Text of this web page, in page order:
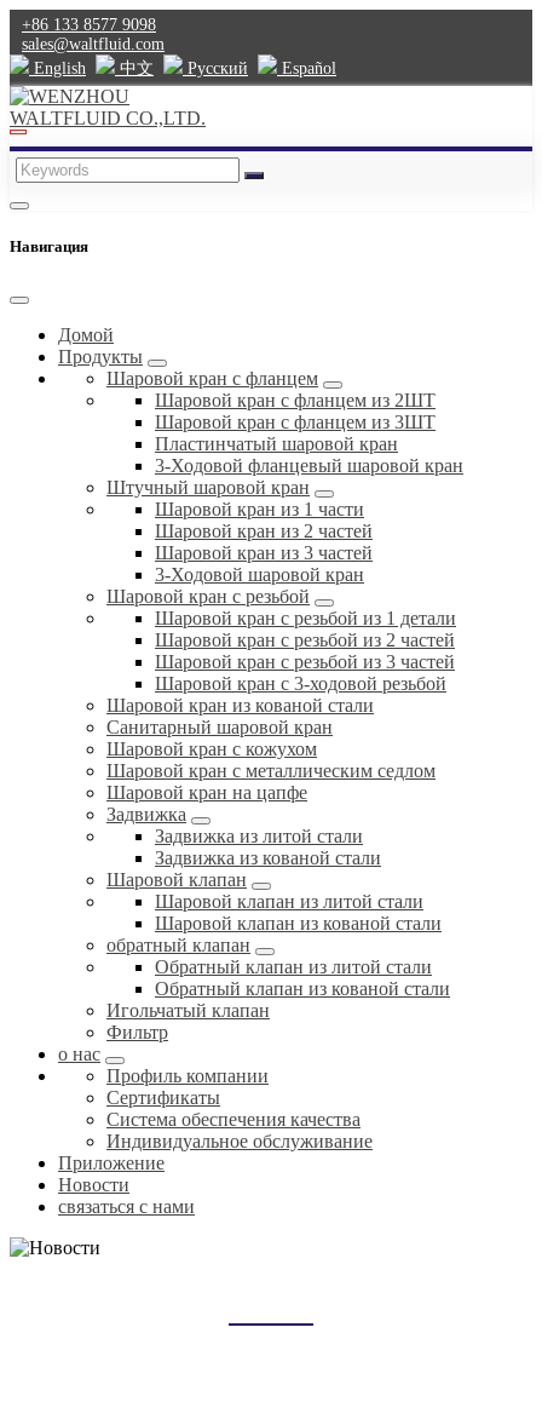
+86 133 8577 9098
sales@waltfluid.com
English
中文 Pусский Español
Навигация
Домой
Продукты
Шаровой кран с фланцем
Шаровой кран с фланцем из 2ШТ
Шаровой кран с фланцем из 3ШТ
Пластинчатый шаровой кран
3-Ходовой фланцевый шаровой кран
Штучный шаровой кран
Шаровой кран из 1 части
Шаровой кран из 2 частей
Шаровой кран из 3 частей
3-Ходовой шаровой кран
Шаровой кран с резьбой
Шаровой кран с резьбой из 1 детали
Шаровой кран с резьбой из 2 частей
Шаровой кран с резьбой из 3 частей
Шаровой кран с 3-ходовой резьбой
Шаровой кран из кованой стали
Санитарный шаровой кран
Шаровой кран с кожухом
Шаровой кран с металлическим седлом
Шаровой кран на цапфе
Задвижка
Задвижка из литой стали
Задвижка из кованой стали
Шаровой клапан
Шаровой клапан из литой стали
Шаровой клапан из кованой стали
обратный клапан
Обратный клапан из литой стали
Обратный клапан из кованой стали
Игольчатый клапан
Фильтр
о нас
Профиль компании
Сертификаты
Система обеспечения качества
Индивидуальное обслуживание
Приложение
Новости
связаться с нами